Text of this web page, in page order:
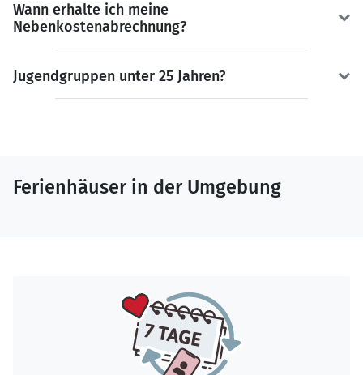
Wann erhalte ich meine
Nebenkostenabrechnung?
Jugendgruppen unter 25 Jahren?
Ferienhäuser in der Umgebung